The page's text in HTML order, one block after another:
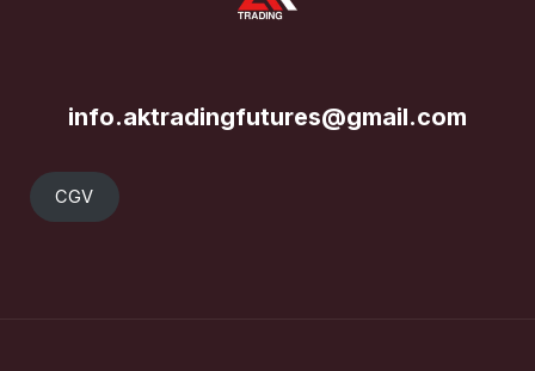
info.aktradingfutures@gmail.com
CGV